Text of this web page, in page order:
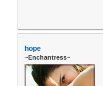
hope
~Enchantress~